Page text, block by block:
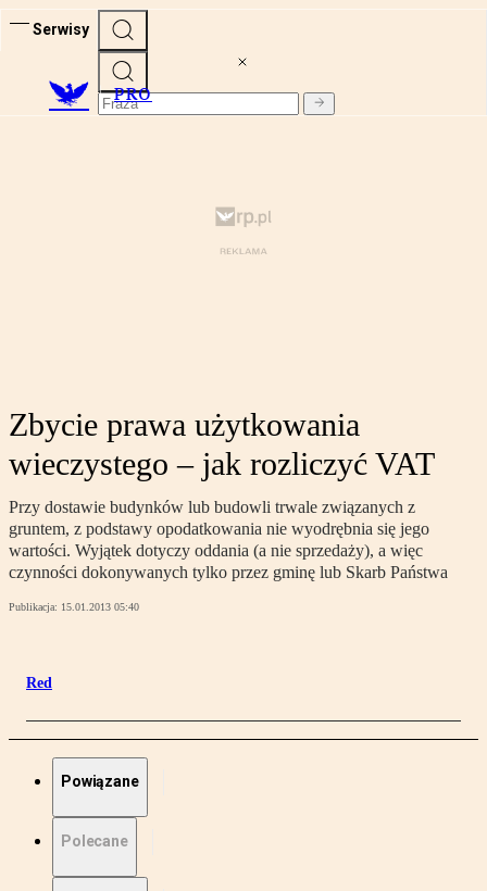
Serwisy
PRO
Zbycie prawa użytkowania
wieczystego – jak rozliczyć VAT
Przy dostawie budynków lub budowli trwale związanych z
gruntem, z podstawy opodatkowania nie wyodrębnia się jego
wartości. Wyjątek dotyczy oddania (a nie sprzedaży), a więc
czynności dokonywanych tylko przez gminę lub Skarb Państwa
Publikacja: 15.01.2013 05:40
Red
Powiązane
Polecane